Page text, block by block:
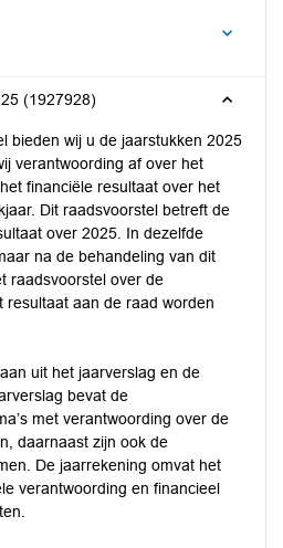
(1927928)
bieden wij u de jaarstukken 2025
verantwoording af over het
financiële resultaat over het
Dit raadsvoorstel betreft de
over 2025. In dezelfde
na de behandeling van dit
raadsvoorstel over de
resultaat aan de raad worden
uit het jaarverslag en de
bevat de
met verantwoording over de
daarnaast zijn ook de
De jaarrekening omvat het
verantwoording en financieel